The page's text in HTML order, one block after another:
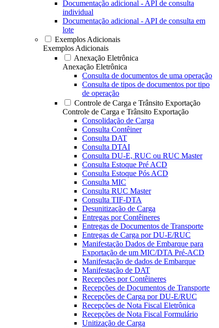
Documentação adicional - API de consulta
individual
Documentação adicional - API de consulta em
lote
Exemplos Adicionais
Exemplos Adicionais
Anexação Eletrônica
Anexação Eletrônica
Consulta de documentos de uma operação
Consulta de tipos de documentos por tipo
de operação
Controle de Carga e Trânsito Exportação
Controle de Carga e Trânsito Exportação
Consolidação de Carga
Consulta Contêiner
Consulta DAT
Consulta DTAI
Consulta DU-E, RUC ou RUC Master
Consulta Estoque Pré ACD
Consulta Estoque Pós ACD
Consulta MIC
Consulta RUC Master
Consulta TIF-DTA
Desunitização de Carga
Entregas por Contêineres
Entregas de Documentos de Transporte
Entregas de Carga por DU-E/RUC
Manifestação Dados de Embarque para
Exportação de um MIC/DTA Pré-ACD
Manifestação de dados de Embarque
Manifestação de DAT
Recepções por Contêineres
Recepções de Documentos de Transporte
Recepções de Carga por DU-E/RUC
Recepções de Nota Fiscal Eletrônica
Recepções de Nota Fiscal Formulário
Unitização de Carga